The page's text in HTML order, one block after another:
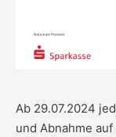
Ab 29.07.2024
und Abnahme